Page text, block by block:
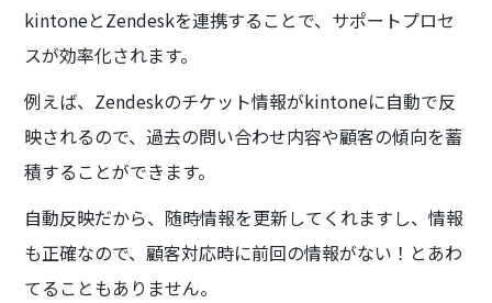
kintoneとZendeskを連携することで、サポートプロセ
スが効率化されます。
例えば、Zendeskのチケット情報がkintoneに自動で反
映されるので、過去の問い合わせ内容や顧客の傾向を蓄
積することができます。
自動反映だから、随時情報を更新してくれますし、情報
も正確なので、顧客対応時に前回の情報がない！とあわ
てることもありません。